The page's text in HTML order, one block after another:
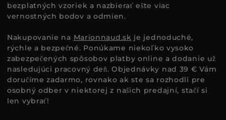
bezplatných vzoriek a nazbierať ešte viac
vernostných bodov a odmien.
Nakupovanie na Marionnaud.sk je jednoduché,
rýchle a bezpečné. Ponúkame niekoľko vysoko
zabezpečených spôsobov platby online a dodanie už
nasledujúci pracovný deň. Objednávky nad 39 € Vám
doručíme zadarmo, rovnako ak ste sa rozhodli pre
osobný odber v niektorej z našich predajní, stačí si
len vybrať!